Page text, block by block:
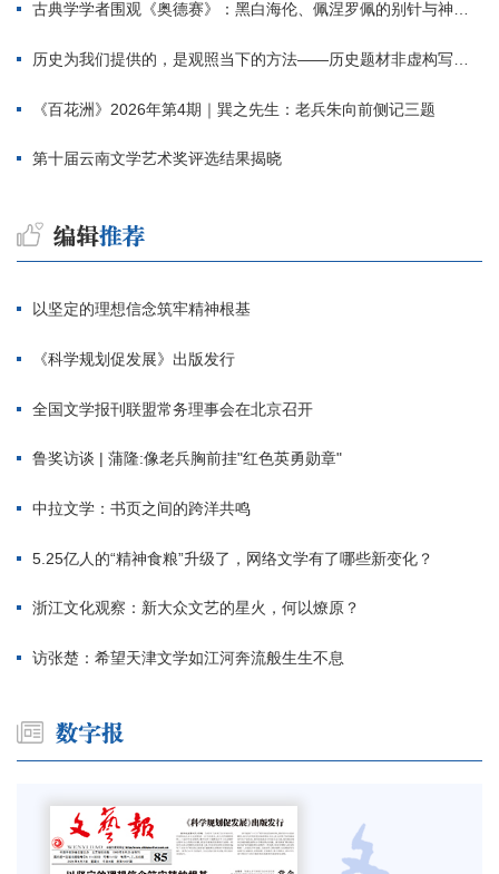
古典学学者围观《奥德赛》：黑白海伦、佩涅罗佩的别针与神秘入侵者
历史为我们提供的，是观照当下的方法——历史题材非虚构写作多人谈
《百花洲》2026年第4期｜巽之先生：老兵朱向前侧记三题
第十届云南文学艺术奖评选结果揭晓
以坚定的理想信念筑牢精神根基
《科学规划促发展》出版发行
全国文学报刊联盟常务理事会在北京召开
鲁奖访谈 | 蒲隆:像老兵胸前挂"红色英勇勋章"
中拉文学：书页之间的跨洋共鸣
5.25亿人的“精神食粮”升级了，网络文学有了哪些新变化？
浙江文化观察：新大众文艺的星火，何以燎原？
访张楚：希望天津文学如江河奔流般生生不息